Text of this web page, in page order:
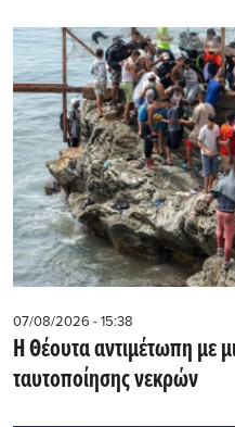
07/08/2026 - 15:38
Η Θέουτα αντιμέτωπη με
ταυτοποίησης νεκρών